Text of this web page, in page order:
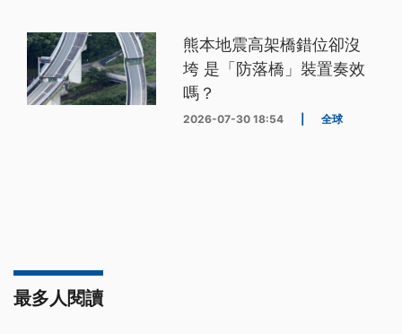
熊本地震高架橋錯位卻沒
垮 是「防落橋」裝置奏效
嗎？
2026-07-30 18:54 全球
最多人閱讀